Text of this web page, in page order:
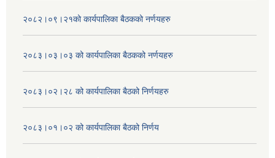
२०८२।०९।२१को कार्यपालिका बैठकको नर्णयहरु
२०८३।०३।०३ को कार्यपालिका बैठकको नर्णयहरु
२०८३।०२।२८ को कार्यपालिका बैठको निर्णयहरु
२०८३।०१।०२ को कार्यपालिका बैठको निर्णय